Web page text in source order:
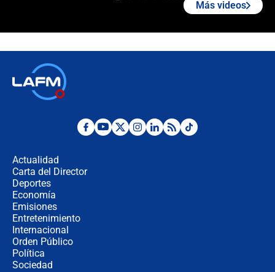
Desde dermatitis hasta infecciones:
Más videos
Actualidad
Carta del Director
Deportes
Economía
Emisiones
Entretenimiento
Internacional
Orden Público
Política
Sociedad